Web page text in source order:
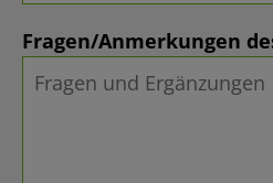
Fragen/Anmerkungen